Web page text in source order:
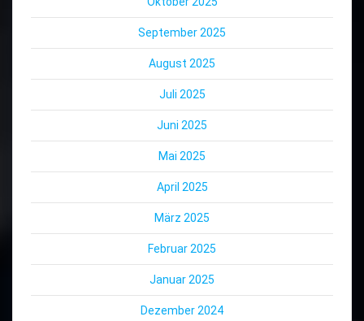
September 2025
August 2025
Juli 2025
Juni 2025
Mai 2025
April 2025
März 2025
Februar 2025
Januar 2025
Dezember 2024